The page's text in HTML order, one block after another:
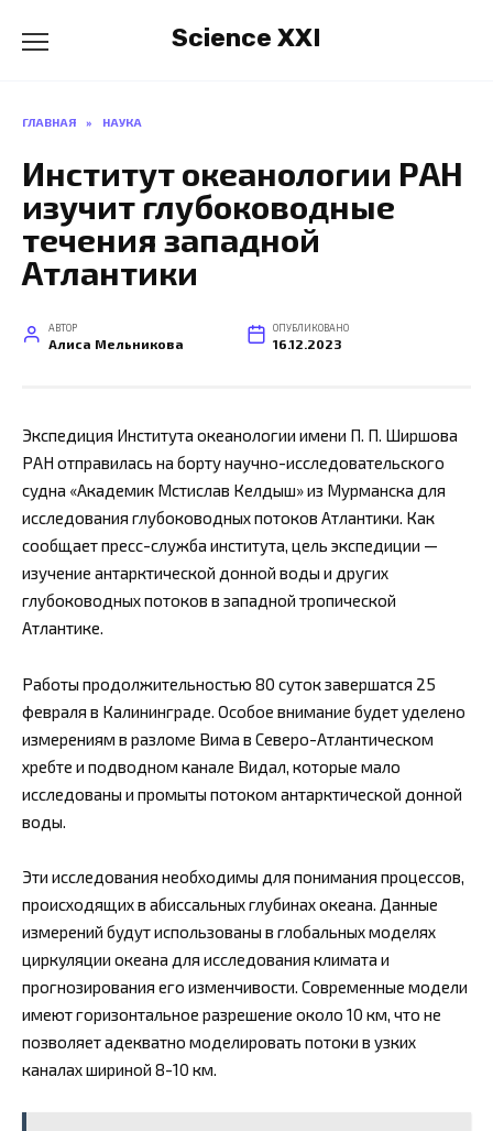
содержанию
Science XXI
ГЛАВНАЯ » НАУКА
Институт океанологии РАН
изучит глубоководные
течения западной
Атлантики
АВТОР
Алиса Мельникова
ОПУБЛИКОВАНО
16.12.2023
Экспедиция Института океанологии имени П. П. Ширшова
РАН отправилась на борту научно-исследовательского
судна «Академик Мстислав Келдыш» из Мурманска для
исследования глубоководных потоков Атлантики. Как
сообщает пресс-служба института, цель экспедиции —
изучение антарктической донной воды и других
глубоководных потоков в западной тропической
Атлантике.
Работы продолжительностью 80 суток завершатся 25
февраля в Калининграде. Особое внимание будет уделено
измерениям в разломе Вима в Северо-Атлантическом
хребте и подводном канале Видал, которые мало
исследованы и промыты потоком антарктической донной
воды.
Эти исследования необходимы для понимания процессов,
происходящих в абиссальных глубинах океана. Данные
измерений будут использованы в глобальных моделях
циркуляции океана для исследования климата и
прогнозирования его изменчивости. Современные модели
имеют горизонтальное разрешение около 10 км, что не
позволяет адекватно моделировать потоки в узких
каналах шириной 8-10 км.